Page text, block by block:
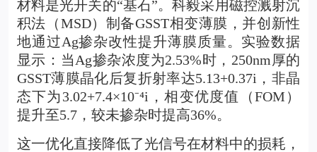
材料是光开关的“基石”。科毅采用磁控溅射沉
积法（MSD）制备GSST相变薄膜，并创新性
地通过Ag掺杂改性提升薄膜质量。实验数据
显示：当Ag掺杂浓度为2.53%时，250nm厚的
GSST薄膜晶化后复折射率达5.13+0.37i，非晶
态下为3.02+7.4×10⁻⁴i ，相变优度值（FOM）
提升至5.7，较未掺杂时提高36%。
这一优化直接降低了光信号在材料中的损耗，